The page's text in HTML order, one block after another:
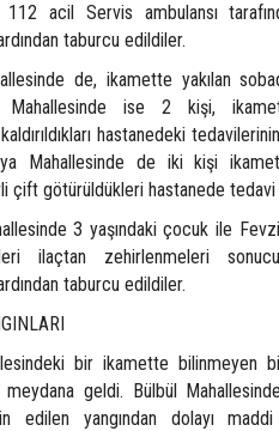
112 acil Servis ambulansı
taburcu edildiler.
de, ikamette yakılan
Mahallesinde ise 2 kişi,
hastanedeki
Mahallesinde de iki kişi
çift götürüldükleri hastanede tedavi
3 yaşındaki çocuk ile
ilaçtan zehirlenmeleri sonucu
taburcu edildiler.
bir ikamette bilinmeyen
geldi. Bülbül
edilen yangından dolayı